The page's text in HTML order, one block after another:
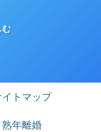
む
イトマップ
熟年離婚